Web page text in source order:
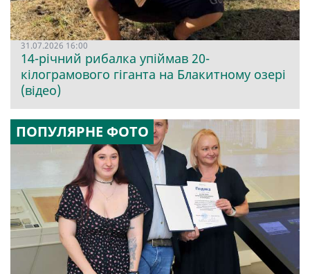
31.07.2026 16:00
14-річний рибалка упіймав 20-
кілограмового гіганта на Блакитному озері
(відео)
ПОПУЛЯРНЕ ФОТО